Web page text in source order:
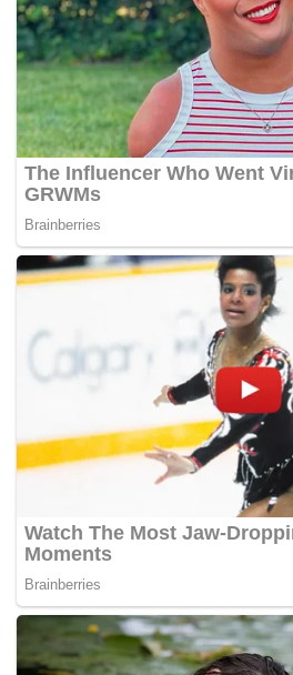
Kebudayaan.
Sementara itu, ADUN Parit Yaani,
Pengerusi Amanah Johor
Agama Islam dan Pendidikan.
Setakat ini, tiada kenyataan rasmi
berlangsung di Putrajaya hari ini.
Pengumuman peletakan jawatan
Perdana Menteri, Tun Dr. Mahathir
parlimen, selepas satu pertemuan
Osman di Putrajaya semalam.